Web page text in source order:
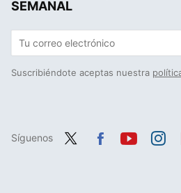
SEMANAL
Suscribiéndote aceptas nuestra
Síguenos